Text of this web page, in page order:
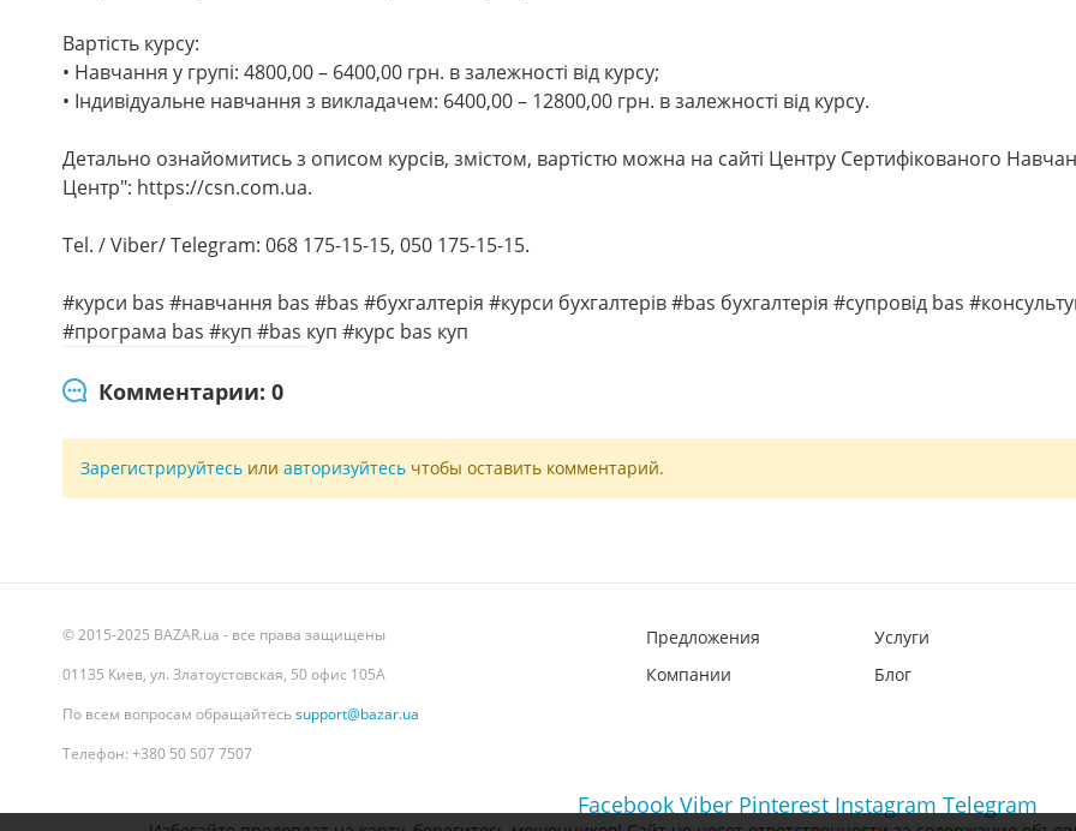
Вартість курсу:
• Навчання у групі: 4800,00 – 6400,00 грн. в залежності від курсу;
• Індивідуальне навчання з викладачем: 6400,00 – 12800,00 грн. в залежності від курсу.
Детально ознайомитись з описом курсів, змістом, вартістю можна на сайті Центру Сертифікованого
Центр": https://csn.com.ua.
Tel. / Viber/ Telegram: 068 175-15-15, 050 175-15-15.
#курси bas #навчання bas #bas #бухгалтерія #курси бухгалтерів #bas бухгалтерія #супровід bas
#програма bas #куп #bas куп #курс bas куп
Комментарии: 0
Зарегистрируйтесь или авторизуйтесь чтобы оставить комментарий.
© 2015-2025 BAZAR.ua - все права защищены
01135 Киев, ул. Златоустовская, 50 офис 105А
По всем вопросам обращайтесьsupport@bazar.ua
Телефон: +380 50 507 7507
Предложения
Компании
Услуги
Блог
Facebook Viber Pinterest Instagram Telegram